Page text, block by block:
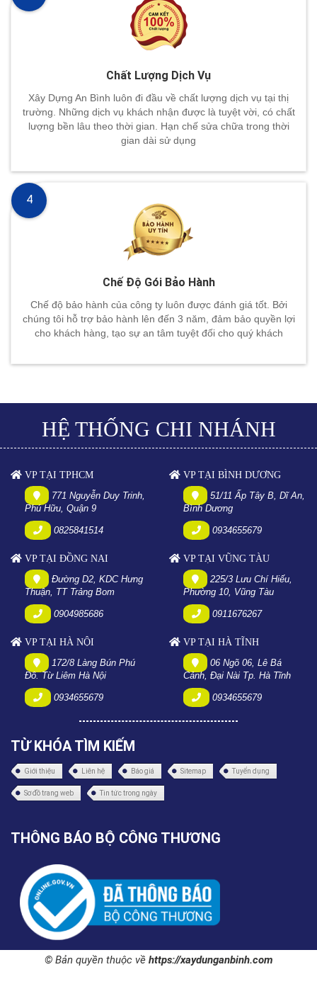
Chất Lượng Dịch Vụ
Xây Dựng An Bình luôn đi đầu về chất lượng dịch vụ tại thị
trường. Những dịch vụ khách nhận được là tuyệt vời, có chất
lượng bền lâu theo thời gian. Hạn chế sửa chữa trong thời
gian dài sử dụng
Chế Độ Gói Bảo Hành
Chế độ bảo hành của công ty luôn được đánh giá tốt. Bởi
chúng tôi hỗ trợ bảo hành lên đến 3 năm, đảm bảo quyền lợi
cho khách hàng, tạo sự an tâm tuyệt đối cho quý khách
4
HỆ THỐNG CHI NHÁNH
VP TẠI TPHCM
771 Nguyễn Duy Trinh,
Phú Hữu, Quận 9
0825841514
VP TẠI BÌNH DƯƠNG
51/11 Ấp Tây B, Dĩ An,
Bình Dương
0934655679
VP TẠI ĐỒNG NAI
Đường D2, KDC Hưng
Thuận, TT Trảng Bom
0904985686
VP TẠI VŨNG TÀU
225/3 Lưu Chí Hiếu,
Phường 10, Vũng Tàu
0911676267
VP TẠI HÀ NỘI
172/8 Làng Bún Phú
Đô. Từ Liêm Hà Nội
0934655679
VP TẠI HÀ TĨNH
06 Ngõ 06, Lê Bá
Cảnh, Đại Nài Tp. Hà Tĩnh
0934655679
TỪ KHÓA TÌM KIẾM
Giới thiệu Liên hệ Báo giá Sitemap Tuyển dụng
Sơ đồ trang web Tin tức trong ngày
THÔNG BÁO BỘ CÔNG THƯƠNG
© Bản quyền thuộc về https://xaydunganbinh.com